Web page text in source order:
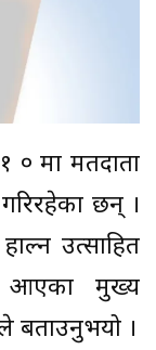
० मा मतदाता
छन् ।
उत्साहित
आएका मुख्य
बताउनुभयो ।